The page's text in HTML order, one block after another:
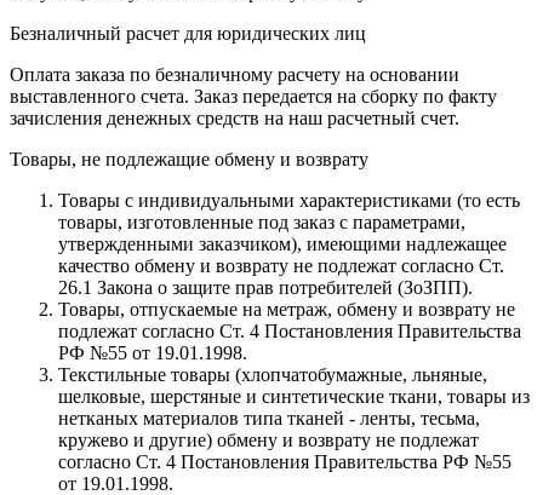
Безналичный расчет для юридических лиц
Оплата заказа по безналичному расчету на основании
выставленного счета. Заказ передается на сборку по факту
зачисления денежных средств на наш расчетный счет.
Товары, не подлежащие обмену и возврату
Товары с индивидуальными характеристиками (то есть
товары, изготовленные под заказ с параметрами,
утвержденными заказчиком), имеющими надлежащее
качество обмену и возврату не подлежат согласно Ст.
26.1 Закона о защите прав потребителей (ЗоЗПП).
Товары, отпускаемые на метраж, обмену и возврату не
подлежат согласно Ст. 4 Постановления Правительства
РФ №55 от 19.01.1998.
Текстильные товары (хлопчатобумажные, льняные,
шелковые, шерстяные и синтетические ткани, товары из
нетканых материалов типа тканей - ленты, тесьма,
кружево и другие) обмену и возврату не подлежат
согласно Ст. 4 Постановления Правительства РФ №55
от 19.01.1998.